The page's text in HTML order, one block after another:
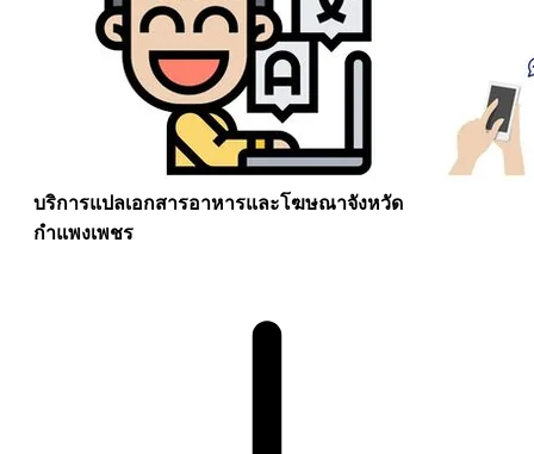
บริการแปลเอกสารอาหารและโฆษณาจังหวัด
กำแพงเพชร